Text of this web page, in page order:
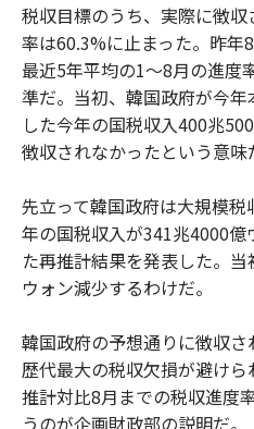
税収目標のうち、実際に徴
率は60.3%に止まった。昨年
最近5年平均の1～8月の進度
準だ。当初、韓国政府が今
した今年の国税収入400兆
徴収されなかったという意味
先立って韓国政府は大規模
年の国税収入が341兆4000
た再推計結果を発表した。
ウォン減少するわけだ。
韓国政府の予想通りに徴収
歴代最大の税収欠損が避け
推計対比8月までの税収進度
うのが企画財政部の説明だ。